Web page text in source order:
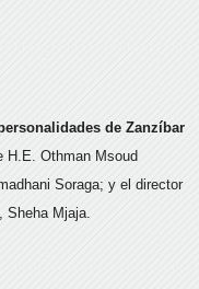
de Zanzíbar
H.E. Othman Msoud
Soraga; y el director
Sheha Mjaja.